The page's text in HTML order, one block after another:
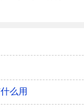
么用